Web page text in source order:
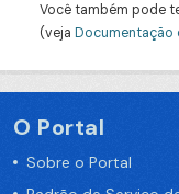
Você também pode
(veja Documentação
O Portal
Sobre o Portal